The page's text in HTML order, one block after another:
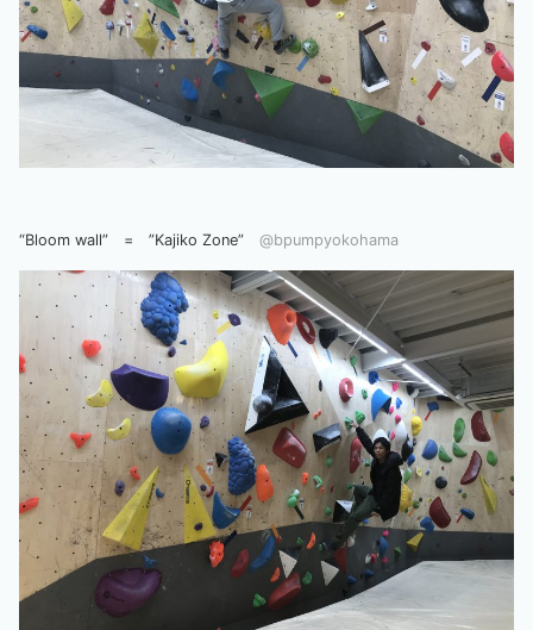
“Bloom wall” = ”Kajiko Zone” @bpumpyokohama